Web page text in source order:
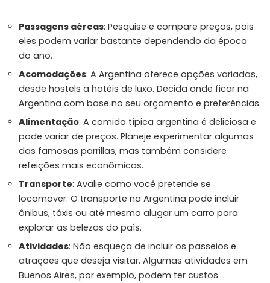
Passagens aéreas: Pesquise e compare preços, pois
eles podem variar bastante dependendo da época
do ano.
Acomodações: A Argentina oferece opções variadas,
desde hostels a hotéis de luxo. Decida onde ficar na
Argentina com base no seu orçamento e preferências.
Alimentação: A comida típica argentina é deliciosa e
pode variar de preços. Planeje experimentar algumas
das famosas parrillas, mas também considere
refeições mais econômicas.
Transporte: Avalie como você pretende se
locomover. O transporte na Argentina pode incluir
ônibus, táxis ou até mesmo alugar um carro para
explorar as belezas do país.
Atividades: Não esqueça de incluir os passeios e
atrações que deseja visitar. Algumas atividades em
Buenos Aires, por exemplo, podem ter custos